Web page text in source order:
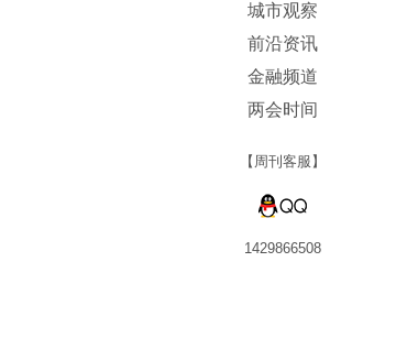
城市观察
前沿资讯
金融频道
两会时间
【周刊客服】
1429866508